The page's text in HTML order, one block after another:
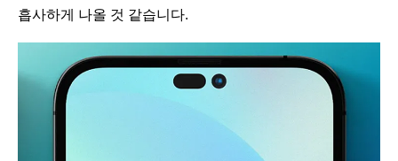
흡사하게 나올 것 같습니다.